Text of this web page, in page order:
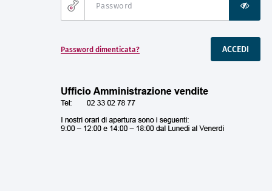
Password
Password dimenticata?